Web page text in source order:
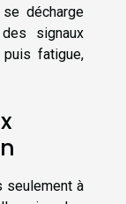
décharge
signaux
fatigue,
seulement à